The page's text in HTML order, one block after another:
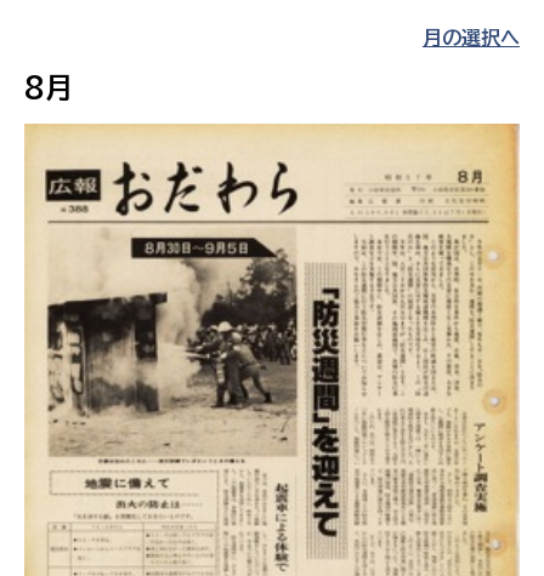
月の選択へ
8月